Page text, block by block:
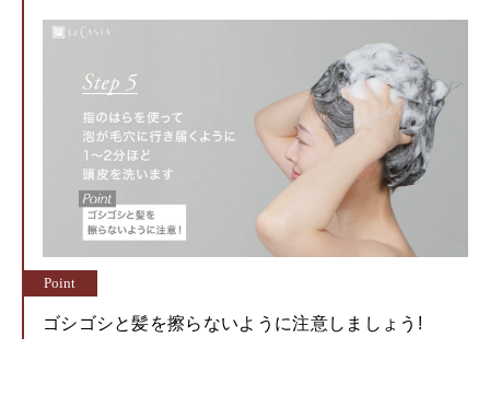
ゴシゴシと髪を擦らないように注意しましょう!